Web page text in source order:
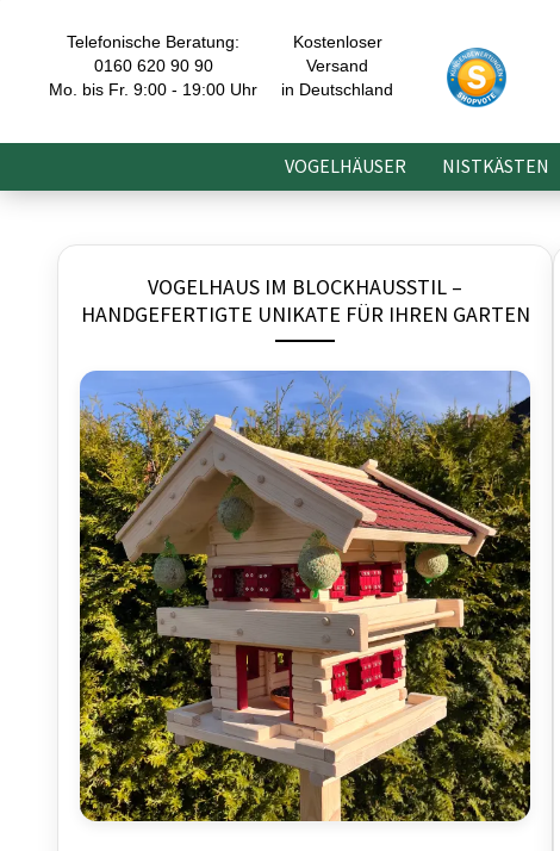
Telefonische Beratung:
0160 620 90 90
Mo. bis Fr. 9:00 - 19:00 Uhr
Kostenloser
Versand
in Deutschland
VOGELHÄUSER NISTKÄSTEN
VOGELHAUS IM BLOCKHAUSSTIL –
HANDGEFERTIGTE UNIKATE FÜR IHREN GARTEN